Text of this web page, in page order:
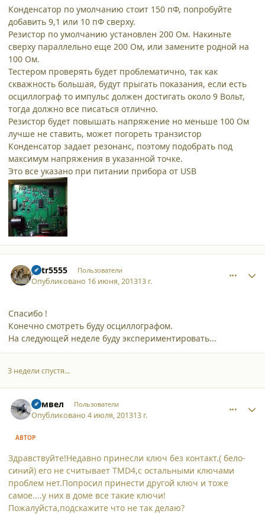
Конденсатор по умолчанию стоит 150 пФ, попробуйте
добавить 9,1 или 10 пФ сверху.
Резистор по умолчанию установлен 200 Ом. Накиньте
сверху параллельно еще 200 Ом, или замените родной на
100 Ом.
Тестером проверять будет проблематично, так как
скважность большая, будут прыгать показания, если есть
осциллограф то импульс должен достигать около 9 Вольт,
тогда должно все писаться отлично.
Резистор будет повышать напряжение но меньше 100 Ом
лучше не ставить, может погореть транзистор
Конденсатор задает резонанс, поэтому подобрать под
максимум напряжения в указанной точке.
Это все указано при питании прибора от USB
petr5555 Пользователи
Опубликовано 16 июня, 201313 г.
Спасибо !
Конечно смотреть буду осциллографом.
На следующей неделе буду экспериментировать...
3 недели спустя...
Самвел Пользователи
Опубликовано4 июля, 201313 г.
АВТОР
Здравствуйте!Недавно принесли ключ без контакт.( бело-
синий) его не считывает TMD4,с остальными ключами
проблем нет.Попросил принести другой ключ и тоже
самое....у них в доме все такие ключи!
Пожалуйста,подскажите что не так делаю?